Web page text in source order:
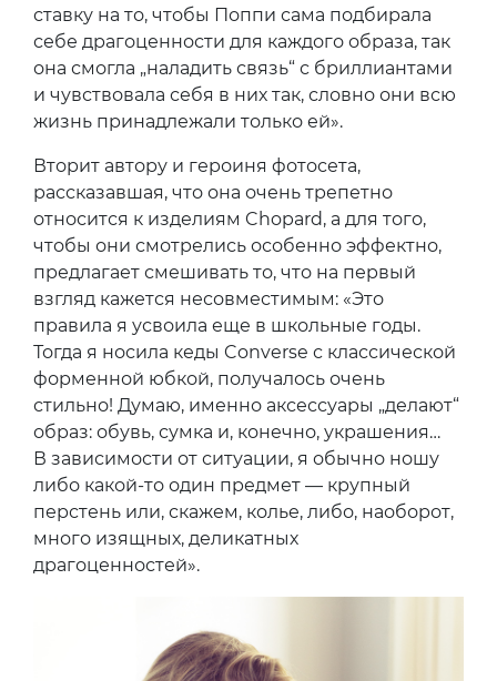
ставку на то, чтобы Поппи сама подбирала
себе драгоценности для каждого образа, так
она смогла „наладить связь“ с бриллиантами
и чувствовала себя в них так, словно они всю
жизнь принадлежали только ей».
Вторит автору и героиня фотосета,
рассказавшая, что она очень трепетно
относится к изделиям Chopard, а для того,
чтобы они смотрелись особенно эффектно,
предлагает смешивать то, что на первый
взгляд кажется несовместимым: «Это
правила я усвоила еще в школьные годы.
Тогда я носила кеды Converse с классической
форменной юбкой, получалось очень
стильно! Думаю, именно аксессуары „делают“
образ: обувь, сумка и, конечно, украшения…
В зависимости от ситуации, я обычно ношу
либо какой-то один предмет — крупный
перстень или, скажем, колье, либо, наоборот,
много изящных, деликатных
драгоценностей».